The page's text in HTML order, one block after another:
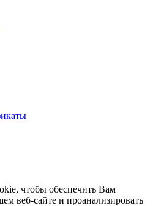
чтобы обеспечить Вам
веб-сайте и проанализировать